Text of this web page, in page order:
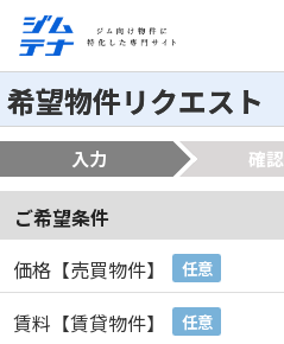
希望物件リクエスト
入力 確認
ご希望条件
価格【売買物件】
任意
賃料【賃貸物件】 任意